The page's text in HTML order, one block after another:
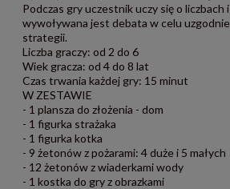
Podczas gry uczestnik uczy się o liczbach
wywoływana jest debata w celu
strategii.
Liczba graczy: od 2 do 6
Wiek gracza: od 4 do 8 lat
Czas trwania każdej gry: 15 minut
W ZESTAWIE
- 1 plansza do złożenia - dom
- 1 figurka strażaka
- 1 figurka kotka
- 9 żetonów z pożarami: 4 duże i 5 małych
- 12 żetonów z wiaderkami wody
- 1 kostka do gry z obrazkami